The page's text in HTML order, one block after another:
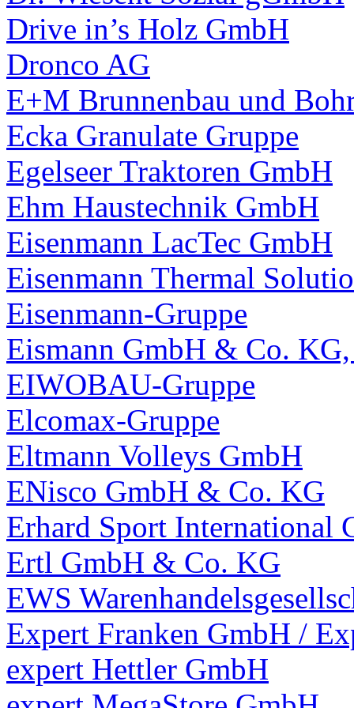
Drive in’s Holz GmbH
Dronco AG
E+M Brunnenbau und
Ecka Granulate Gruppe
Egelseer Traktoren GmbH
Ehm Haustechnik GmbH
Eisenmann LacTec GmbH
Eisenmann Thermal
Eisenmann-Gruppe
Eismann GmbH & Co.
EIWOBAU-Gruppe
Elcomax-Gruppe
Eltmann Volleys GmbH
ENisco GmbH & Co. KG
Erhard Sport International
Ertl GmbH & Co. KG
EWS
Expert Franken GmbH /
expert Hettler GmbH